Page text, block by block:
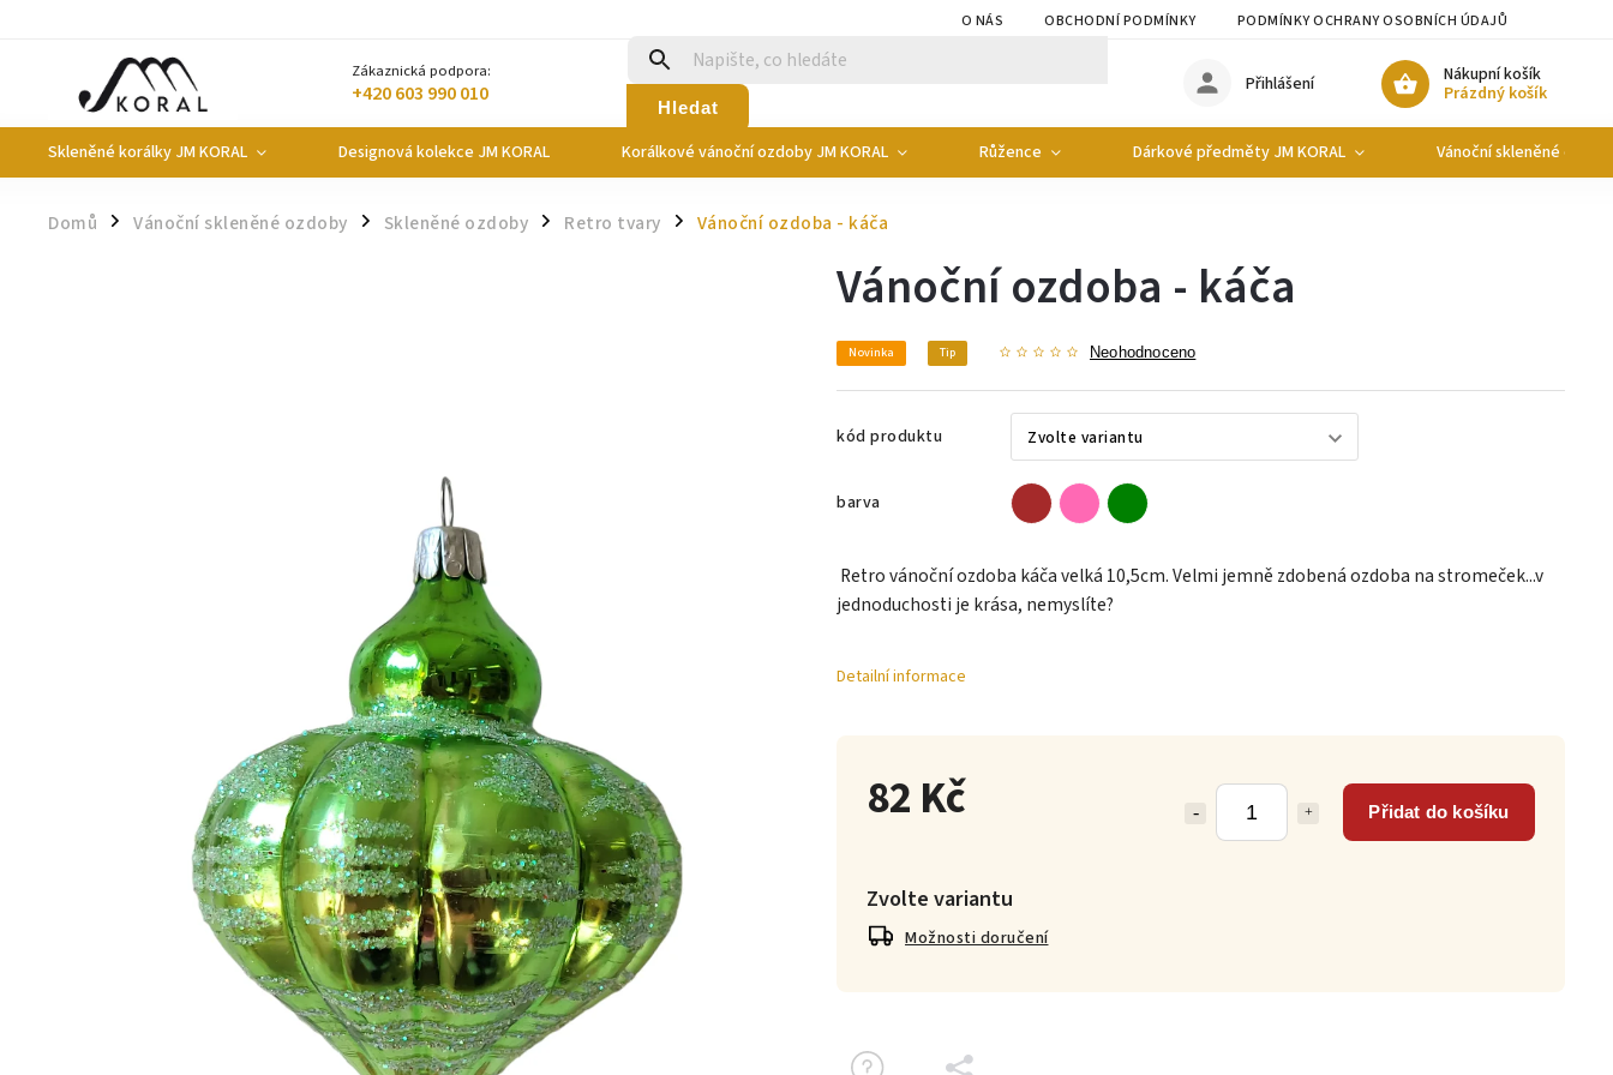
O NÁS OBCHODNÍ PODMÍNKY PODMÍNKY OCHRANY OSOBNÍCH ÚDAJŮ
Zákaznická podpora:
+420 603 990 010 Hledat
Nákupní košík
Prázdný košík
Přihlášení
Skleněné korálky JM KORAL Designová kolekce JM KORAL Korálkové vánoční ozdoby JM KORAL Růžence Dárkové předměty JM KORAL Vánoční skleněné
Domů / Vánoční skleněné ozdoby / Skleněné ozdoby / Retro tvary / Vánoční ozdoba - káča
82 Kč Přidat do košíku
Zvolte variantu
Možnosti doručení
Vánoční ozdoba - káča
Novinka Tip Neohodnoceno
kód produktu
barva
Retro vánoční ozdoba káča velká 10,5cm. Velmi jemně zdobená ozdoba na stromeček...v
jednoduchosti je krása, nemyslíte?
Detailní informace